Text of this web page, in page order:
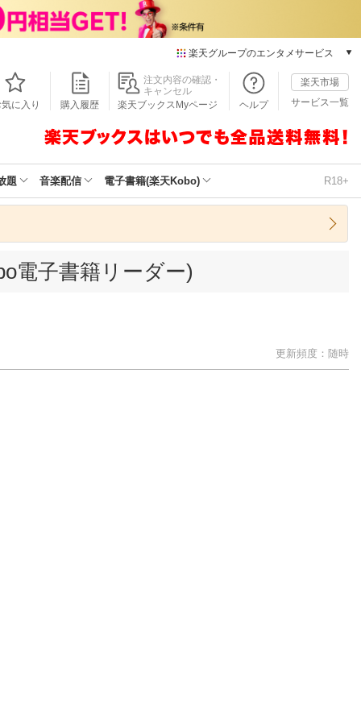
楽天グループのエンタメサービス
本/ゲーム/CD/DVD
楽天ブックス
楽天Kobo
楽天ミュージック
楽天TV
気に入り 購入履歴
注文内容の確認・
キャンセル
楽天ブックスMyページ
ヘルプ
楽天市場
サービス一覧
題 音楽配信 電子書籍(楽天Kobo) R18+
電子書籍リーダー)
更新頻度：随時